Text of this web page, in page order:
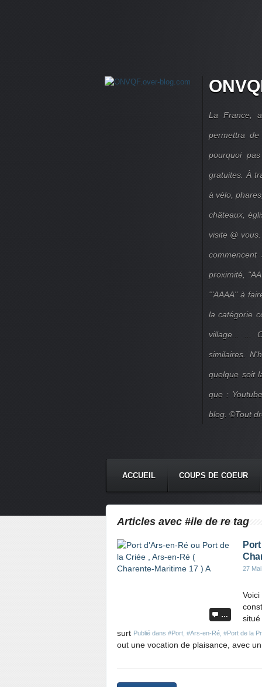
La France,
permettra
pourquoi
gratuites. À
à vélo,
châteaux,
visite @
proximité,
'"AAAA" à
la catégorie
village... ...
similaires.
quelque soit
que :
blog. ©Tout
ACCUEIL COUPS DE COEUR
Articles avec #ile de re tag
…
27
Publié dans #Port #Ars-en-Ré #Port de la
surt
out une vocation de plaisance, avec